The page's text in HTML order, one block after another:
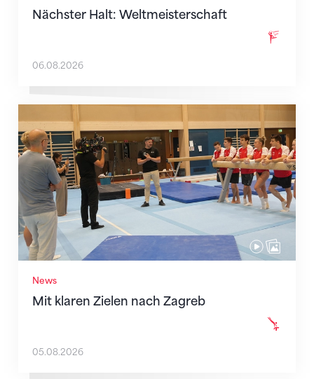
Nächster Halt: Weltmeisterschaft
06.08.2026
News
Mit klaren Zielen nach Zagreb
Mit klaren Zielen nach Zagreb
05.08.2026